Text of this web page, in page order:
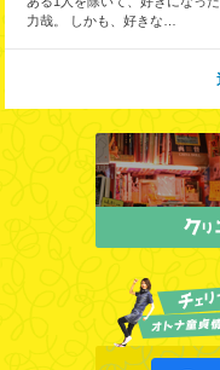
力哉。 しかも、好きな…